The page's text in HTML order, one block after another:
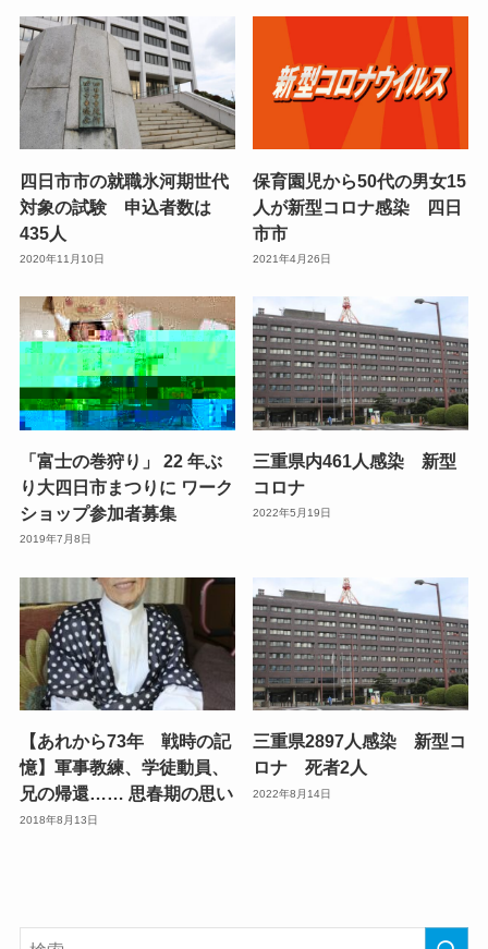
四日市市の就職氷河期世代
対象の試験 申込者数は
435人
2020年11月10日
保育園児から50代の男女15
人が新型コロナ感染 四日
市市
2021年4月26日
「富士の巻狩り」 22 年ぶ
り大四日市まつりに ワーク
ショップ参加者募集
2019年7月8日
三重県内461人感染 新型
コロナ
2022年5月19日
【あれから73年 戦時の記
憶】軍事教練、学徒動員、
兄の帰還…… 思春期の思い
2018年8月13日
三重県2897人感染 新型コ
ロナ 死者2人
2022年8月14日